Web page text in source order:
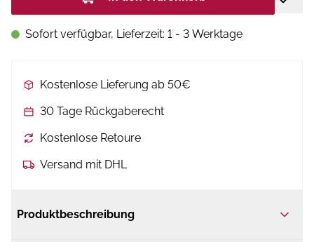
Sofort verfügbar, Lieferzeit: 1 - 3 Werktage
Kostenlose Lieferung ab 50€
30 Tage Rückgaberecht
Kostenlose Retoure
Versand mit DHL
Produktbeschreibung